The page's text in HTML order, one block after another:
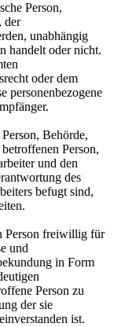
Person,
der
unabhängig
handelt oder nicht.
oder dem
personenbezogene
Behörde,
Person,
und den
des
befugt sind,
Person freiwillig für
und
in Form
Person zu
der sie
ist.